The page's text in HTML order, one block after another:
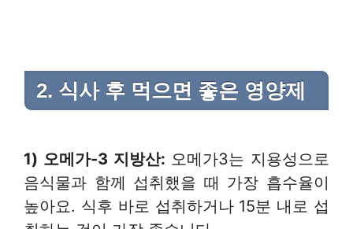
2. 식사 후 먹으면 좋은 영양제
1) 오메가-3 지방산: 오메가3는 지용성으로
음식물과 함께 섭취했을 때 가장 흡수율이
높아요. 식후 바로 섭취하거나 15분 내로 섭